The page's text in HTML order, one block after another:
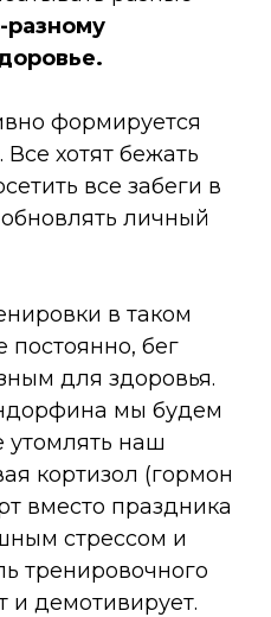
разному
формируется
Все хотят бежать
все забеги в
личный
в таком
бег
для здоровья.
мы будем
утомлять наш
кортизол (гормон
вместо праздника
стрессом и
тренировочного
и демотивирует.